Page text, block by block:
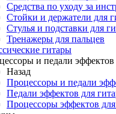
Средства по уходу за
Стойки и держатели для
Стулья и подставки для
Тренажеры для пальцев
гитары
и педали эффектов
Назад
Процессоры и педали
Педали эффектов для
Процессоры эффектов для